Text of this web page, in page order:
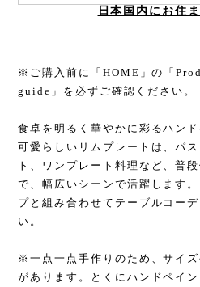
日本国内にお住
※ご購入前に「HOME」の「
guide」を必ずご確認ください。
食卓を明るく華やかに彩るハン
可愛らしいリムプレートは、パ
ト、ワンプレート料理など、普
で、幅広いシーンで活躍します
プと組み合わせてテーブルコー
い。
※一点一点手作りのため、サイ
があります。とくにハンドペイ